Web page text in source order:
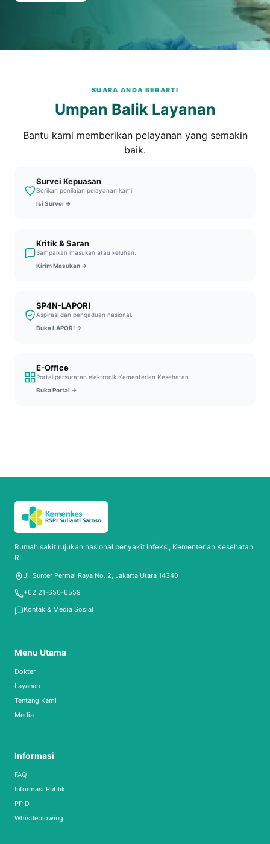
SUARA ANDA BERARTI
Umpan Balik Layanan
Bantu kami memberikan pelayanan yang semakin
baik.
Survei Kepuasan
Berikan penilaian pelayanan kami.
Isi Survei →
Kritik & Saran
Sampaikan masukan atau keluhan.
Kirim Masukan →
SP4N-LAPOR!
Aspirasi dan pengaduan nasional.
Buka LAPOR! →
E-Office
Portal persuratan elektronik Kementerian Kesehatan.
Buka Portal →
Rumah sakit rujukan nasional penyakit infeksi, Kementerian Kesehatan
RI.
Jl. Sunter Permai Raya No. 2, Jakarta Utara 14340
+62 21-650-6559
Kontak & Media Sosial
Menu Utama
Dokter
Layanan
Tentang Kami
Media
Informasi
FAQ
Informasi Publik
PPID
Whistleblowing